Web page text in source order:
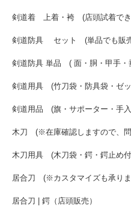
剣道着 上着・袴 (店頭試着で
剣道防具 セット (単品でも販
剣道防具 単品 ( 面・胴・甲手・
剣道用具 (竹刀袋・防具袋・ゼ
剣道用品 (旗・サポーター・手
木刀 (※在庫確認しますので、問
木刀用具 (木刀袋・鍔・鍔止め
居合刀 (※カスタマイズも承り
居合刀 | 鍔（店頭販売）